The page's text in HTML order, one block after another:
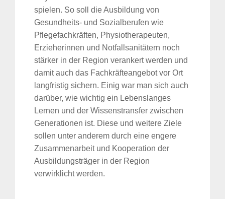
spielen. So soll die Ausbildung von
Gesundheits- und Sozialberufen wie
Pflegefachkräften, Physiotherapeuten,
Erzieherinnen und Notfallsanitätern noch
stärker in der Region verankert werden und
damit auch das Fachkräfteangebot vor Ort
langfristig sichern. Einig war man sich auch
darüber, wie wichtig ein Lebenslanges
Lernen und der Wissenstransfer zwischen
Generationen ist. Diese und weitere Ziele
sollen unter anderem durch eine engere
Zusammenarbeit und Kooperation der
Ausbildungsträger in der Region
verwirklicht werden.